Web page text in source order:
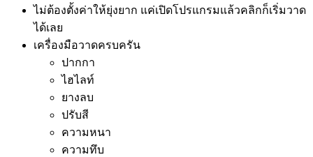
ไม่ต้องตั้งค่าให้ยุ่งยาก แค่เปิดโปรแกรมแล้วคลิกก็เริ่มวาด
ได้เลย
เครื่องมือวาดครบครัน
ปากกา
ไฮไลท์
ยางลบ
ปรับสี
ความหนา
ความทึบ